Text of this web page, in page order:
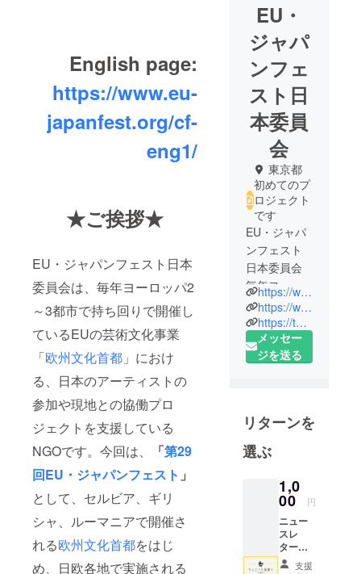
English page:
https://www.eu-
japanfest.org/cf-
eng1/
★ご挨拶★
EU・ジャパンフェスト日本
委員会は、毎年ヨーロッパ2
～3都市で持ち回りで開催し
ているEUの芸術文化事業
「欧州文化首都 」におけ
る、日本のアーティストの
参加や現地との協働プロ
ジェクトを支援している
NGOです。今回は、
「第29
回EU・ジャパンフェスト 」
として、セルビア、ギリ
シャ、ルーマニアで開催さ
れる欧州文化首都をはじ
め、日欧各地で実施される
EU・
ジャパ
ンフェ
スト日
本委員
会
東京都
初めてのプ
ロジェクト
です
EU・ジャパ
ンフェスト
日本委員会
毎年ヨー
ロッパで持
ちまわりで
開催される
欧州文化首
支援する
NGOです。
https://www.eu-japanfest.org/
https://www.facebook.com/eujapan
https://twitter.com/EU_Japan_Fest
メッセー
ジを送る
リターンを
選ぶ
1,0
00 円
ニュー
スレ
ター
#MeetU
支援